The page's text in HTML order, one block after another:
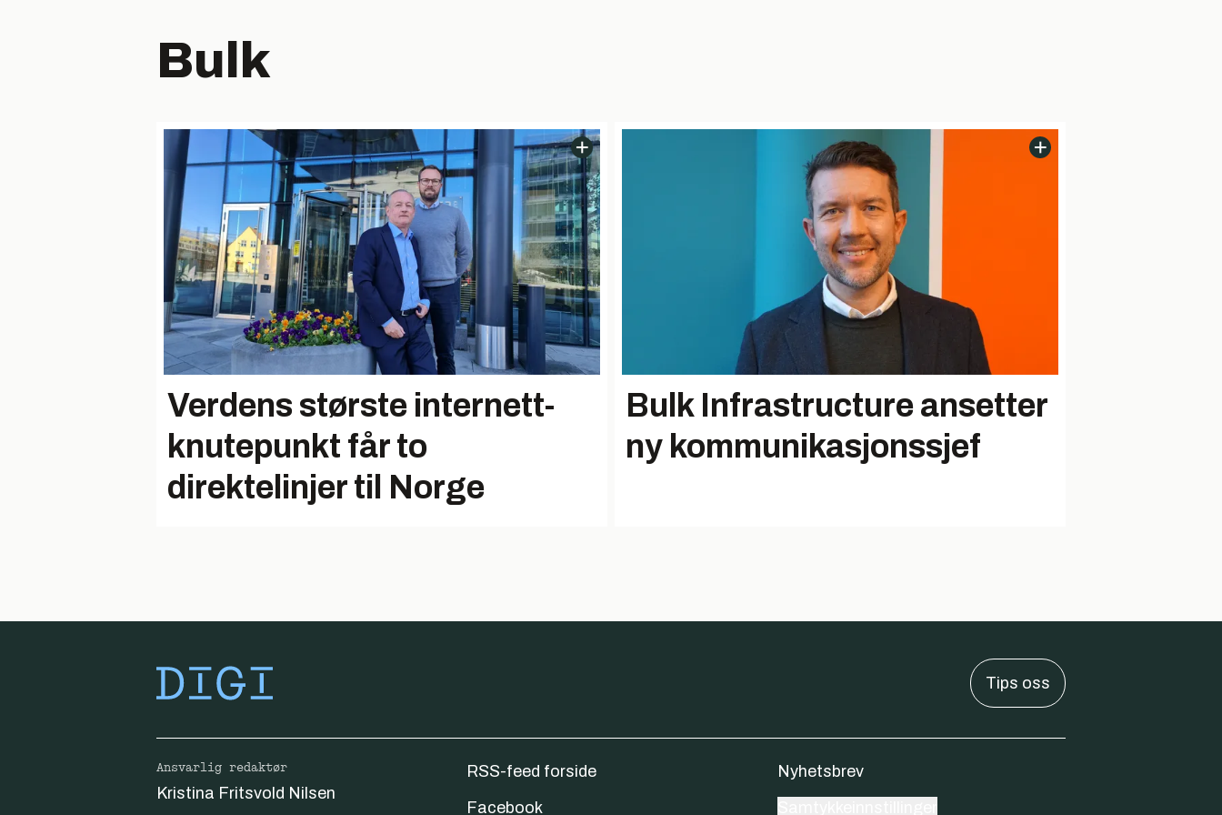
Bulk
Verdens største internett-
knutepunkt får to
direktelinjer til Norge
Bulk Infrastructure ansetter
ny kommunikasjonssjef
Tips oss
Ansvarlig redaktør
Kristina Fritsvold Nilsen
RSS-feed forside
Facebook
Nyhetsbrev